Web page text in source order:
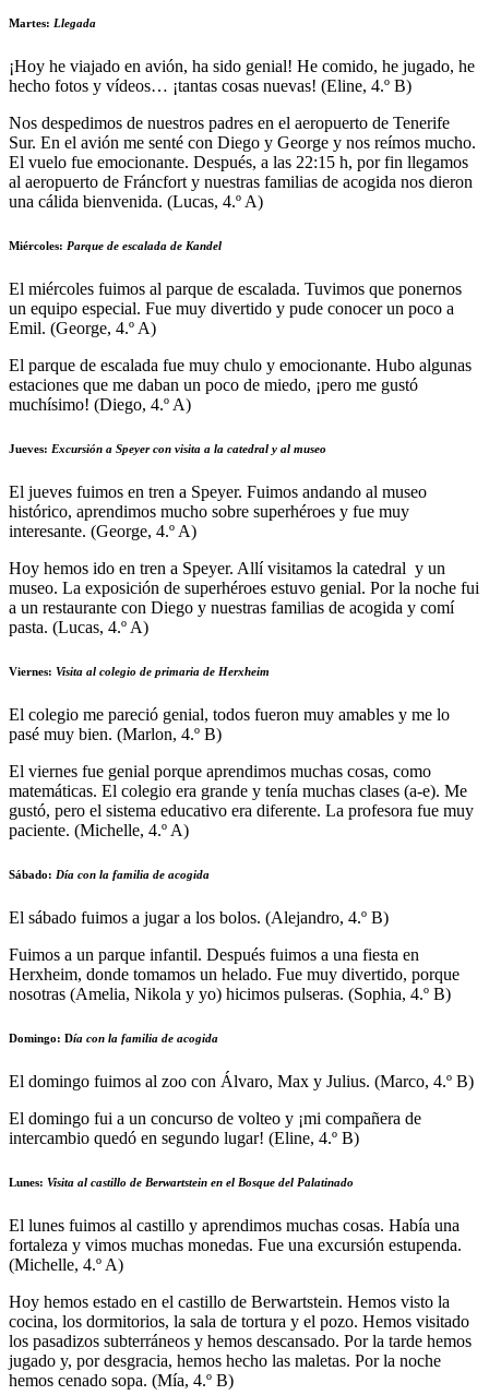
Martes: Llegada
¡Hoy he viajado en avión, ha sido genial! He comido, he jugado, he
hecho fotos y vídeos… ¡tantas cosas nuevas! (Eline, 4.º B)
Nos despedimos de nuestros padres en el aeropuerto de Tenerife
Sur. En el avión me senté con Diego y George y nos reímos mucho.
El vuelo fue emocionante. Después, a las 22:15 h, por fin llegamos
al aeropuerto de Fráncfort y nuestras familias de acogida nos dieron
una cálida bienvenida. (Lucas, 4.º A)
Miércoles: Parque de escalada de Kandel
El miércoles fuimos al parque de escalada. Tuvimos que ponernos
un equipo especial. Fue muy divertido y pude conocer un poco a
Emil. (George, 4.º A)
El parque de escalada fue muy chulo y emocionante. Hubo algunas
estaciones que me daban un poco de miedo, ¡pero me gustó
muchísimo! (Diego, 4.º A)
Jueves: Excursión a Speyer con visita a la catedral y al museo
El jueves fuimos en tren a Speyer. Fuimos andando al museo
histórico, aprendimos mucho sobre superhéroes y fue muy
interesante. (George, 4.º A)
Hoy hemos ido en tren a Speyer. Allí visitamos la catedral y un
museo. La exposición de superhéroes estuvo genial. Por la noche fui
a un restaurante con Diego y nuestras familias de acogida y comí
pasta. (Lucas, 4.º A)
Viernes: Visita al colegio de primaria de Herxheim
El colegio me pareció genial, todos fueron muy amables y me lo
pasé muy bien. (Marlon, 4.º B)
El viernes fue genial porque aprendimos muchas cosas, como
matemáticas. El colegio era grande y tenía muchas clases (a-e). Me
gustó, pero el sistema educativo era diferente. La profesora fue muy
paciente. (Michelle, 4.º A)
Sábado: Día con la familia de acogida
El sábado fuimos a jugar a los bolos. (Alejandro, 4.º B)
Fuimos a un parque infantil. Después fuimos a una fiesta en
Herxheim, donde tomamos un helado. Fue muy divertido, porque
nosotras (Amelia, Nikola y yo) hicimos pulseras. (Sophia, 4.º B)
Domingo: Día con la familia de acogida
El domingo fuimos al zoo con Álvaro, Max y Julius. (Marco, 4.º B)
El domingo fui a un concurso de volteo y ¡mi compañera de
intercambio quedó en segundo lugar! (Eline, 4.º B)
Lunes: Visita al castillo de Berwartstein en el Bosque del Palatinado
El lunes fuimos al castillo y aprendimos muchas cosas. Había una
fortaleza y vimos muchas monedas. Fue una excursión estupenda.
(Michelle, 4.º A)
Hoy hemos estado en el castillo de Berwartstein. Hemos visto la
cocina, los dormitorios, la sala de tortura y el pozo. Hemos visitado
los pasadizos subterráneos y hemos descansado. Por la tarde hemos
jugado y, por desgracia, hemos hecho las maletas. Por la noche
hemos cenado sopa. (Mía, 4.º B)